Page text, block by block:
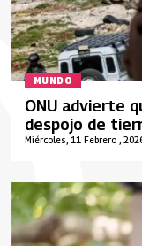
MUNDO
Miércoles, 11 Febrero ,
ONU advierte
despojo de